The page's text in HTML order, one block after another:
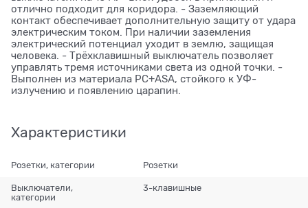
отлично подходит для коридора. - Заземляющий
контакт обеспечивает дополнительную защиту от удара
электрическим током. При наличии заземления
электрический потенциал уходит в землю, защищая
человека. - Трёхклавишный выключатель позволяет
управлять тремя источниками света из одной точки. -
Выполнен из материала PС+ASA, стойкого к УФ-
излучению и появлению царапин.
Характеристики
Розетки, категории Розетки
Выключатели,
категории
3-клавишные